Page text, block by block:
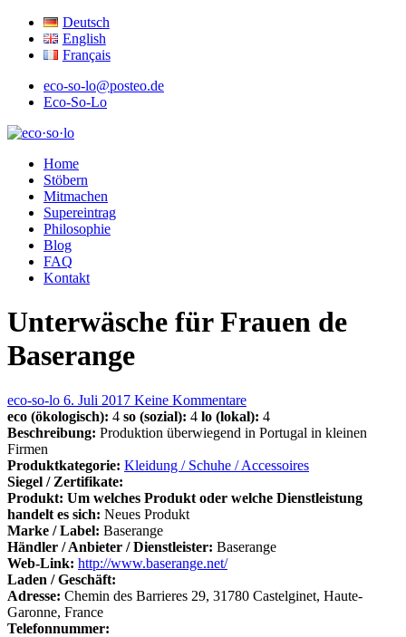
Deutsch
English
Français
eco-so-lo@posteo.de
Eco-So-Lo
eco·so·lo
Home
Stöbern
Mitmachen
Supereintrag
Philosophie
Blog
FAQ
Kontakt
Unterwäsche für Frauen de
Baserange
eco-so-lo 6. Juli 2017 Keine Kommentare
eco (ökologisch): 4 so (sozial): 4 lo (lokal): 4
Beschreibung: Produktion überwiegend in Portugal in kleinen
Firmen
Produktkategorie: Kleidung / Schuhe / Accessoires
Siegel / Zertifikate:
Produkt: Um welches Produkt oder welche Dienstleistung
handelt es sich: Neues Produkt
Marke / Label: Baserange
Händler / Anbieter / Dienstleister: Baserange
Web-Link: http://www.baserange.net/
Laden / Geschäft:
Adresse: Chemin des Barrieres 29, 31780 Castelginet, Haute-
Garonne, France
Telefonnummer: